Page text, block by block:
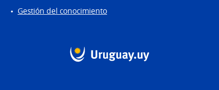
Gestión del conocimiento